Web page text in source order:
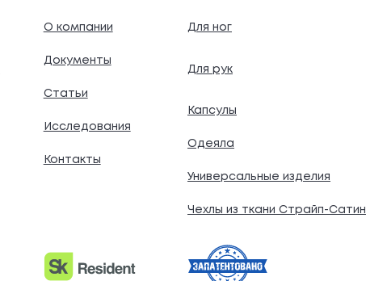
О компании
Документы
Статьи
Исследования
Контакты
Для ног
Для рук
Капсулы
Одеяла
Универсальные изделия
Чехлы из ткани Страйп-Сатин